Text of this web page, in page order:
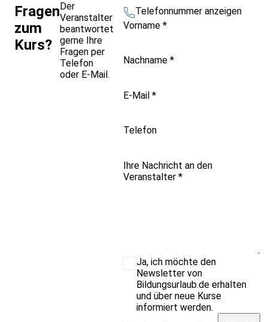
Fragen
zum
Kurs?
Der
Veranstalter
beantwortet
gerne Ihre
Fragen per
Telefon
oder E-Mail.
Telefonnummer anzeigen
Vorname *
Nachname *
E-Mail *
Telefon
Ihre Nachricht an den
Veranstalter *
Ja, ich möchte den
Newsletter von
Bildungsurlaub.de erhalten
und über neue Kurse
informiert werden.